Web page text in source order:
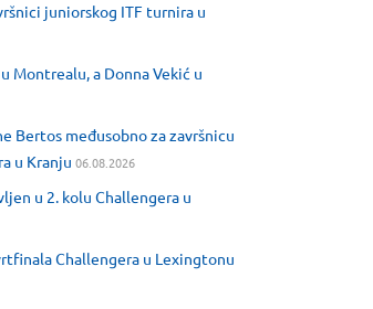
juniorskog ITF turnira u
Montrealu, a Donna Vekić u
Bertos međusobno za završnicu
u Kranju 06.08.2026
u 2. kolu Challengera u
Challengera u Lexingtonu